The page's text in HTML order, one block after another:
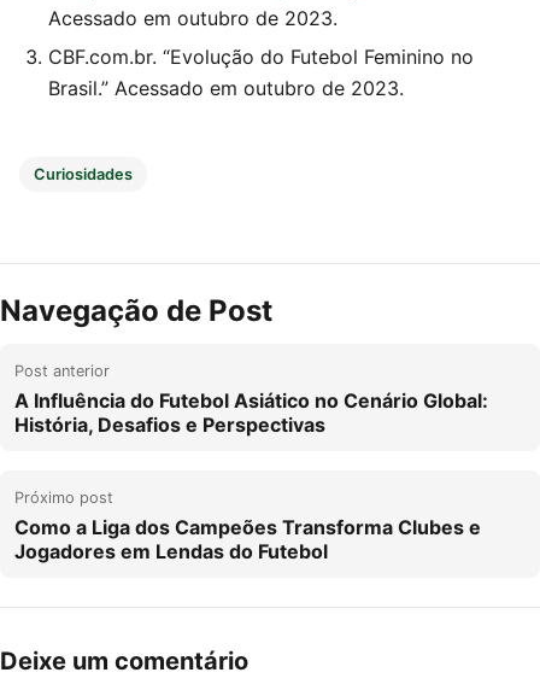
Acessado em outubro de 2023.
CBF.com.br. “Evolução do Futebol Feminino no
Brasil.” Acessado em outubro de 2023.
Curiosidades
Navegação de Post
Post anterior
A Influência do Futebol Asiático no Cenário Global:
História, Desafios e Perspectivas
Próximo post
Como a Liga dos Campeões Transforma Clubes e
Jogadores em Lendas do Futebol
Deixe um comentário